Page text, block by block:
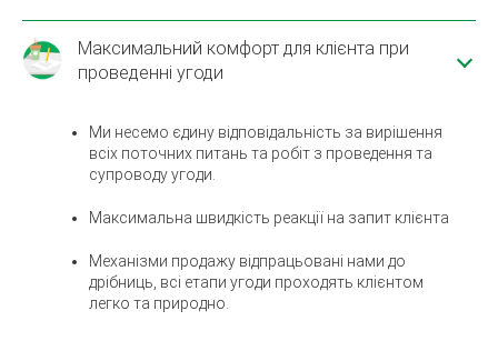
Максимальний комфорт для клієнта при
проведенні угоди
Ми несемо єдину відповідальність за вирішення
всіх поточних питань та робіт з проведення та
супроводу угоди.
Максимальна швидкість реакції на запит клієнта
Механізми продажу відпрацьовані нами до
дрібниць, всі етапи угоди проходять клієнтом
легко та природно.